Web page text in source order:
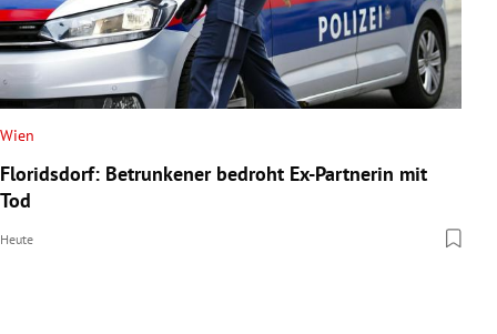
Wien
Floridsdorf: Betrunkener bedroht Ex-Partnerin mit
Tod
Heute